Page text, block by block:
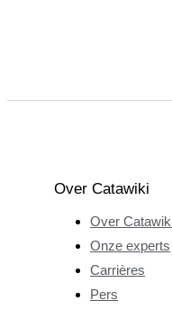
Over Catawiki
Over
Onze experts
Carrières
Pers